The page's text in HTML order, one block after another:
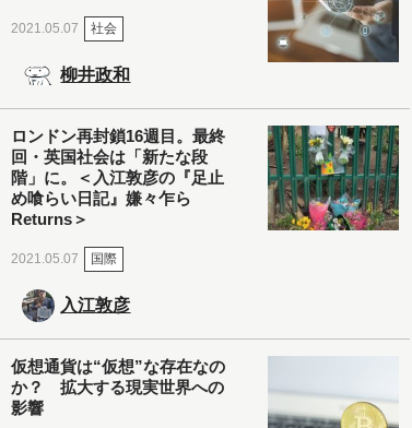
2021.05.07 社会
柳井政和
ロンドン再封鎖16週目。最終
回・英国社会は「新たな段
階」に。＜入江敦彦の『足止
め喰らい日記』嫌々乍ら
Returns＞
2021.05.07 国際
入江敦彦
仮想通貨は“仮想”な存在なの
か？ 拡大する現実世界への
影響